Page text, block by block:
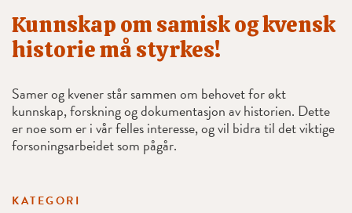
Kunnskap om samisk og kvensk
historie må styrkes!
Samer og kvener står sammen om behovet for økt
kunnskap, forskning og dokumentasjon av historien. Dette
er noe som er i vår felles interesse, og vil bidra til det viktige
forsoningsarbeidet som pågår.
KATEGORI